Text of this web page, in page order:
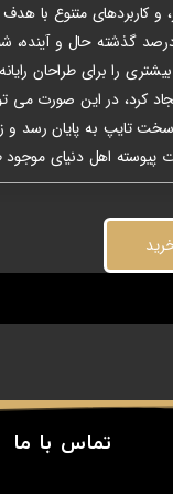
و کاربردهای متنوع با
گذشته حال و آینده،
بیشتری را برای طراحان
کرد، در این صورت می
سخت تایپ به پایان رسد
پیوسته اهل دنیای موجود
تماس با ما